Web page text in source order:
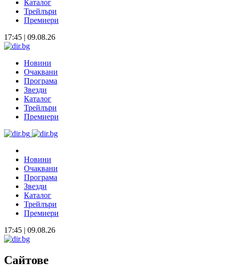
Каталог
Трейлъри
Премиери
17:45 | 09.08.26
Новини
Очаквани
Програма
Звезди
Каталог
Трейлъри
Премиери
Новини
Очаквани
Програма
Звезди
Каталог
Трейлъри
Премиери
17:45 | 09.08.26
Сайтове